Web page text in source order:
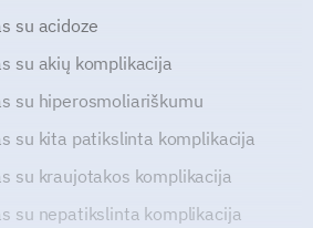
su acidoze
su akių komplikacija
su hiperosmoliariškumu
su kita patikslinta komplikacija
su kraujotakos komplikacija
su nepatikslinta komplikacija